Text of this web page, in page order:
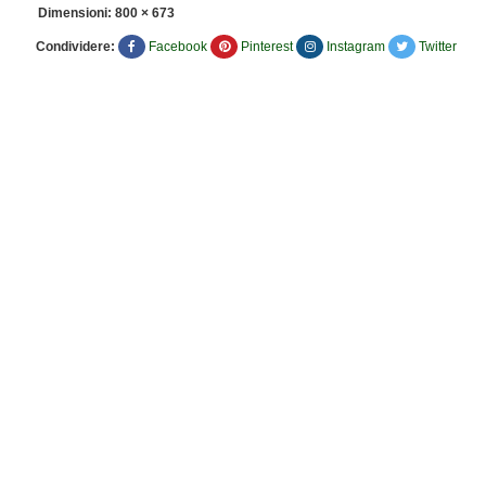
Dimensioni: 800 × 673
Condividere: Facebook Pinterest Instagram Twitter